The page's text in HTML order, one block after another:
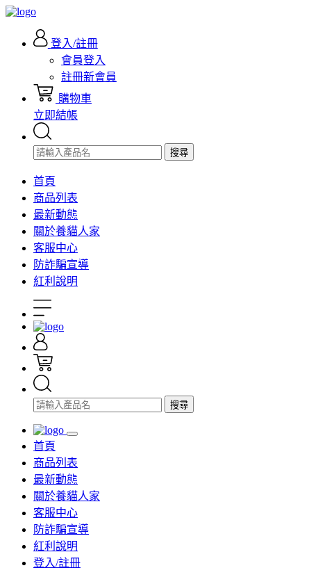
登入/註冊
會員登入
註冊新會員
購物車
立即結帳
搜尋
首頁
商品列表
最新動態
關於養貓人家
客服中心
防詐騙宣導
紅利說明
搜尋
首頁
商品列表
最新動態
關於養貓人家
客服中心
防詐騙宣導
紅利說明
登入/註冊